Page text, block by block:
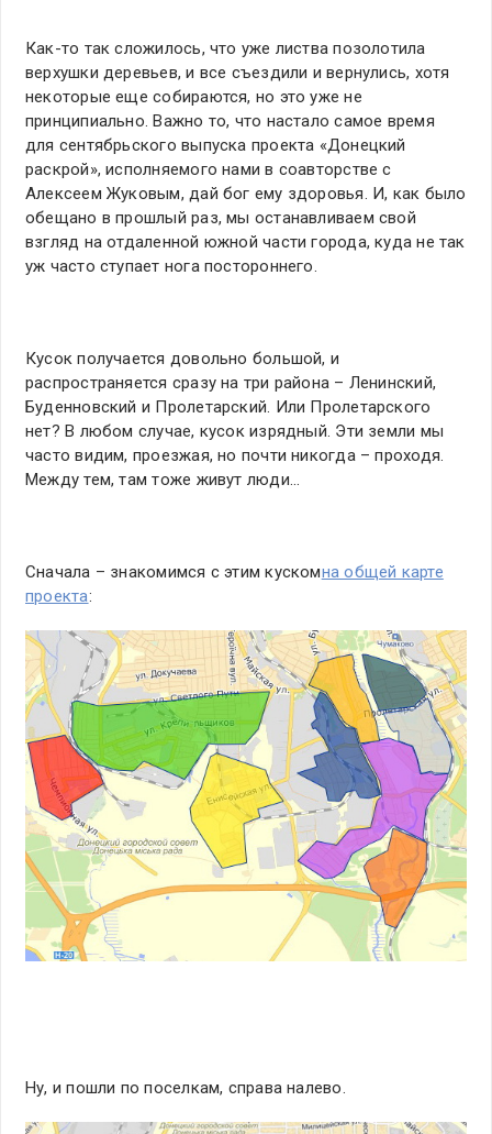
Как-то так сложилось, что уже листва позолотила
верхушки деревьев, и все съездили и вернулись, хотя
некоторые еще собираются, но это уже не
принципиально. Важно то, что настало самое время
для сентябрьского выпуска проекта «Донецкий
раскрой», исполняемого нами в соавторстве с
Алексеем Жуковым, дай бог ему здоровья. И, как было
обещано в прошлый раз, мы останавливаем свой
взгляд на отдаленной южной части города, куда не так
уж часто ступает нога постороннего.
Кусок получается довольно большой, и
распространяется сразу на три района – Ленинский,
Буденновский и Пролетарский. Или Пролетарского
нет? В любом случае, кусок изрядный. Эти земли мы
часто видим, проезжая, но почти никогда – проходя.
Между тем, там тоже живут люди…
Сначала – знакомимся с этим кускомна общей карте
проекта:
Ну, и пошли по поселкам, справа налево.